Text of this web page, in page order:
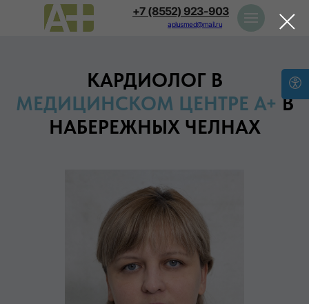
+7 (8552) 923-903
aplusmed@mail.ru
КАРДИОЛОГ В
МЕДИЦИНСКОМ ЦЕНТРЕ А+В
НАБЕРЕЖНЫХ ЧЕЛНАХ